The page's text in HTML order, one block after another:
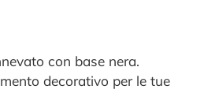
con base nera.
decorativo per le tue